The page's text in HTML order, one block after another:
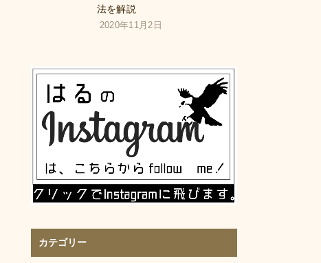
法を解説
2020年11月2日
カテゴリー